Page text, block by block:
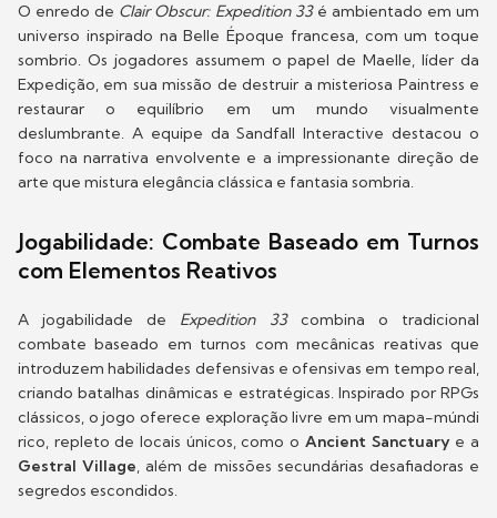
O enredo de Clair Obscur: Expedition 33é ambientado em um
universo inspirado na Belle Époque francesa, com um toque
sombrio. Os jogadores assumem o papel de Maelle, líder da
Expedição, em sua missão de destruir a misteriosa Paintress e
restaurar o equilíbrio em um mundo visualmente
deslumbrante. A equipe da Sandfall Interactive destacou o
foco na narrativa envolvente e a impressionante direção de
arte que mistura elegância clássica e fantasia sombria.
Jogabilidade: Combate Baseado em Turnos
com Elementos Reativos
A jogabilidade de Expedition 33combina o tradicional
combate baseado em turnos com mecânicas reativas que
introduzem habilidades defensivas e ofensivas em tempo real,
criando batalhas dinâmicas e estratégicas. Inspirado por RPGs
clássicos, o jogo oferece exploração livre em um mapa-múndi
rico, repleto de locais únicos, como o Ancient Sanctuary e a
Gestral Village, além de missões secundárias desafiadoras e
segredos escondidos.